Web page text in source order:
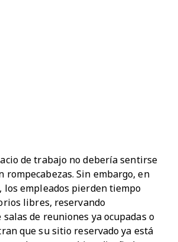
de trabajo no debería sentirse
rompecabezas. Sin embargo, en
los empleados pierden tiempo
libres, reservando
de reuniones ya ocupadas o
que su sitio reservado ya está